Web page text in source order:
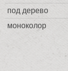
под дерево
моноколор